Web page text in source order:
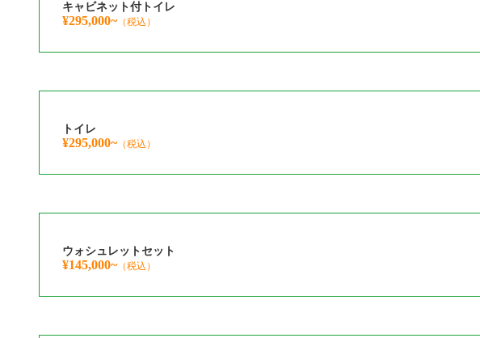
キャビネット付トイレ
¥295,000~（税込）
トイレ
¥295,000~（税込）
ウォシュレットセット
¥145,000~（税込）